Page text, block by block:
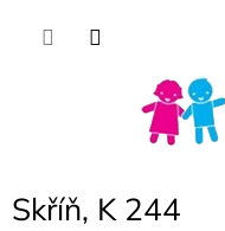
Skříň, K 244